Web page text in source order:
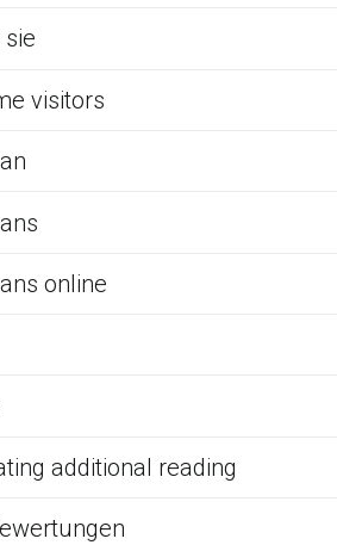
visitors
online
additional reading